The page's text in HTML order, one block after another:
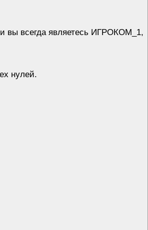
вы всегда являетесь ИГРОКОМ_1,
нулей.